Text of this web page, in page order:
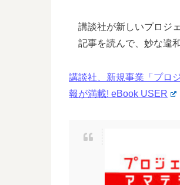
講談社が新しいプロジ
記事を読んで、妙な違
講談社、新規事業「プロ
報が満載! eBook USER